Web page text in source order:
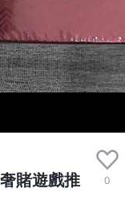
賭遊戲推
0